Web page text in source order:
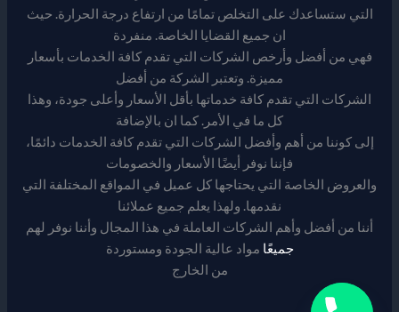
التي ستساعدك على التخلص تمامًا من ارتفاع درجة الحرارة. حيث
ان جميع القضايا الخاصة. منفردة
فهي من أفضل وأرخص الشركات التي تقدم كافة الخدمات بأسعار
مميزة. وتعتبر الشركة من أفضل
الشركات التي تقدم كافة خدماتها بأقل الأسعار وأعلى جودة، وهذا
كل ما في الأمر. كما ان بالإضافة
إلى كوننا من أهم وأفضل الشركات التي تقدم كافة الخدمات دائمًا،
فإننا نوفر أيضًا الأسعار والخصومات
والعروض الخاصة التي يحتاجها كل عميل في المواقع المختلفة التي
نقدمها. ولهذا يعلم جميع عملائنا
أننا من أفضل وأهم الشركات العاملة في هذا المجال وأننا نوفر لهم
جميعًا مواد عالية الجودة ومستوردة
من الخارج